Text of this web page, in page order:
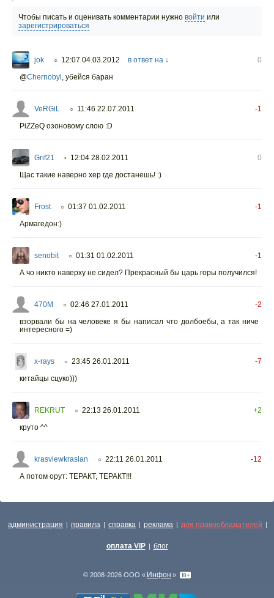
Чтобы писать и оценивать комментарии нужно войти или
зарегистрироваться
jok ○ 12:07 04.03.2012 в ответ на ↓
0
@Chernobyl , убейся баран
VeRGiL ○ 11:46 22.07.2011
-1
PiZZеQ озоновому слою :D
Grif21 • 12:04 28.02.2011
0
Щас такие наверно хер где достанешь! :)
Frost ○ 01:37 01.02.2011
-1
Армагедон:)
senobit ○ 01:31 01.02.2011
-1
А чо никто наверху не сидел? Прекрасный бы царь горы получился!
470M ○ 02:46 27.01.2011
-2
взорвали бы на человеке я бы написал что долбоебы, а так ниче
интересного =)
x-rays ○ 23:45 26.01.2011
-7
китайцы сцуко)))
REKRUT ○ 22:13 26.01.2011
+2
круто ^^
krasviewkraslan ○ 22:11 26.01.2011
-12
А потом орут: ТЕРАКТ, ТЕРАКТ!!!
администрация | правила | справка | реклама | для правообладателей |
оплата VIP | блог
© 2008-2026 ООО « Инфон »